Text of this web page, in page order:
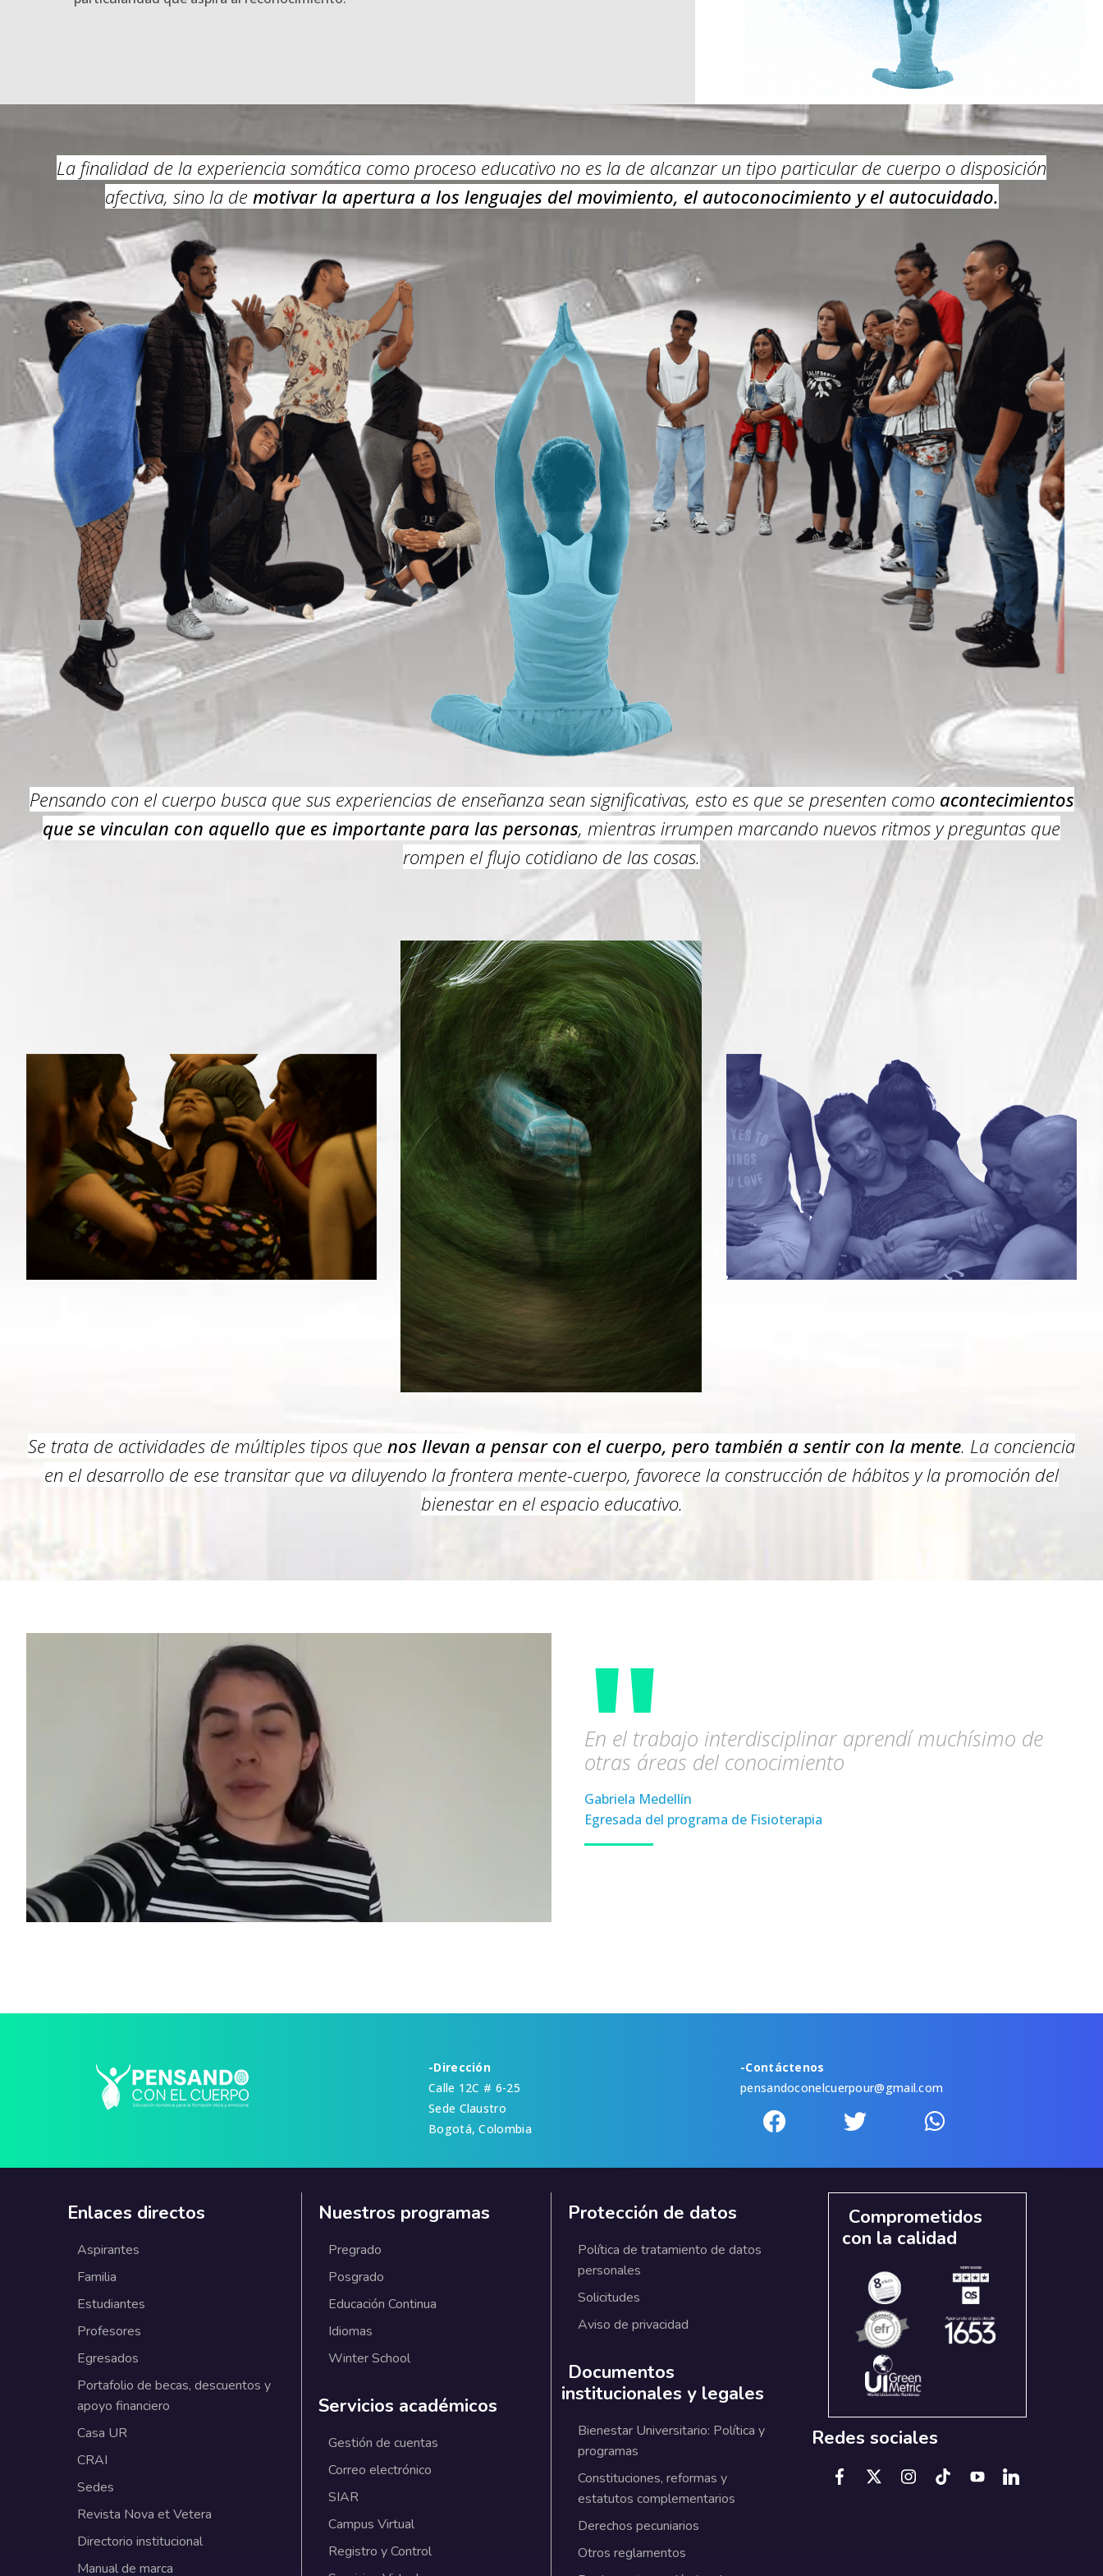
La finalidad de la experiencia somática como proceso educativo no es la de alcanzar un tipo particular de cuerpo o disposición
afectiva, sino la demotivar la apertura a los lenguajes del movimiento, el autoconocimiento y el autocuidado.
Pensando con el cuerpo busca que sus experiencias de enseñanza sean significativas, esto es que se presenten como acontecimientos
que se vinculan con aquello que es importante para las personas, mientras irrumpen marcando nuevos ritmos y preguntas que
rompen el flujo cotidiano de las cosas.
Se trata de actividades de múltiples tipos que nos llevan a pensar con el cuerpo, pero también a sentir con la mente. La conciencia
en el desarrollo de ese transitar que va diluyendo la frontera mente-cuerpo, favorece la construcción de hábitos y la promoción del
bienestar en el espacio educativo.
"
En el trabajo interdisciplinar aprendí muchísimo de
otras áreas del conocimiento
Gabriela Medellín
Egresada del programa de Fisioterapia
-Dirección
Calle 12C # 6-25
Sede Claustro
Bogotá, Colombia
-Contáctenos
pensandoconelcuerpour@gmail.com
Enlaces directos
Aspirantes
Familia
Estudiantes
Profesores
Egresados
Portafolio de becas, descuentos y
apoyo financiero
Casa UR
CRAI
Sedes
Revista Nova et Vetera
Directorio institucional
Manual de marca
Nuestros programas
Pregrado
Posgrado
Educación Continua
Idiomas
Winter School
Servicios académicos
Gestión de cuentas
Correo electrónico
SIAR
Campus Virtual
Registro y Control
Protección de datos
Política de tratamiento de datos
personales
Solicitudes
Aviso de privacidad
Documentos
institucionales y legales
Bienestar Universitario: Política y
programas
Constituciones, reformas y
estatutos complementarios
Derechos pecuniarios
Otros reglamentos
Comprometidos
con la calidad
Redes sociales